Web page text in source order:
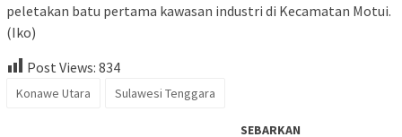
peletakan batu pertama kawasan industri di Kecamatan Motui.
(Iko)
Post Views: 834
Konawe Utara Sulawesi Tenggara
SEBARKAN